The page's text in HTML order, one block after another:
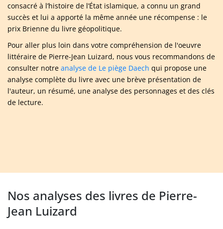
consacré à l’histoire de l’État islamique, a connu un grand
succès et lui a apporté la même année une récompense : le
prix Brienne du livre géopolitique.
Pour aller plus loin dans votre compréhension de l'oeuvre
littéraire de Pierre-Jean Luizard, nous vous recommandons de
consulter notre analyse de Le piège Daech qui propose une
analyse complète du livre avec une brève présentation de
l'auteur, un résumé, une analyse des personnages et des clés
de lecture.
Nos analyses des livres de Pierre-
Jean Luizard